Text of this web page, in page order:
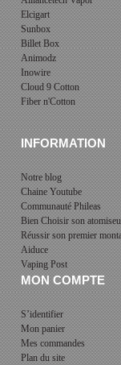
Elcigart
Sunbox
Billet Box
Animodz
Inowire
Cloud 9 Cotton
Fiber n'Cotton
INFORMATION
Notre blog
Chaine Youtube
Communauté Phileas
Bien Choisir son
Réussir son premier
Aiduce
Vaping Post
MON COMPTE
S’identifier
Mon panier
Mes commandes
Plan du site